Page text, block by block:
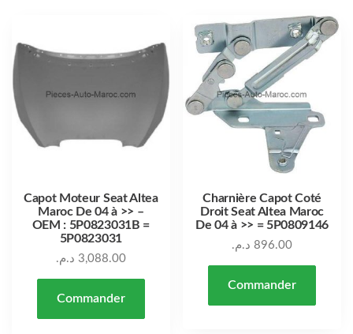
Capot Moteur Seat Altea
Maroc De 04 à >> –
OEM : 5P0823031B =
5P0823031
3,088.00 د.م.
Commander
Charnière Capot Coté
Droit Seat Altea Maroc
De 04 à >> = 5P0809146
896.00 د.م.
Commander